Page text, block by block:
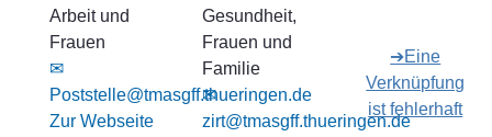
Arbeit und
Frauen
✉
Poststelle@tmasgff.thueringen.de
Zur Webseite
Gesundheit,
Frauen und
Familie
✉
zirt@tmasgff.thueringen.de
➔Eine
Verknüpfung
ist fehlerhaft